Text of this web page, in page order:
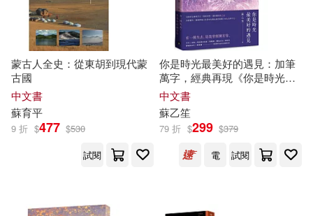
本社編(25) 林珂如(25)
王晉元(25) 龍樹菩薩(25)
（古希臘）柏拉圖(25)
現代出版社(147)
中國商業出版社(146)
中國少年兒童出版社(144)
日本ヴォーグ社(143)
蒙古人全史：從東胡到現代蒙
古國
中文書
蘇育平
9 折 $477 $530
試閱
你是時光最美好的遇見：加筆
萬字，經典再現《你是時光最
浪漫的解藥》的念念與不忘
中文書
蘇乙笙
79 折 $299 $379
電
試閱